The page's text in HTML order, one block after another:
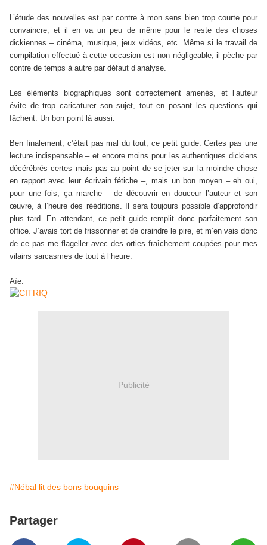
L’étude des nouvelles est par contre à mon sens bien trop courte pour
convaincre, et il en va un peu de même pour le reste des choses
dickiennes – cinéma, musique, jeux vidéos, etc. Même si le travail de
compilation effectué à cette occasion est non négligeable, il pèche par
contre de temps à autre par défaut d’analyse.
Les éléments biographiques sont correctement amenés, et l’auteur
évite de trop caricaturer son sujet, tout en posant les questions qui
fâchent. Un bon point là aussi.
Ben finalement, c’était pas mal du tout, ce petit guide. Certes pas une
lecture indispensable – et encore moins pour les authentiques dickiens
décérébrés certes mais pas au point de se jeter sur la moindre chose
en rapport avec leur écrivain fétiche –, mais un bon moyen – eh oui,
pour une fois, ça marche – de découvrir en douceur l’auteur et son
œuvre, à l’heure des rééditions. Il sera toujours possible d’approfondir
plus tard. En attendant, ce petit guide remplit donc parfaitement son
office. J’avais tort de frissonner et de craindre le pire, et m’en vais donc
de ce pas me flageller avec des orties fraîchement coupées pour mes
vilains sarcasmes de tout à l’heure.
Aïe.
Publicité
#Nébal lit des bons bouquins
Partager